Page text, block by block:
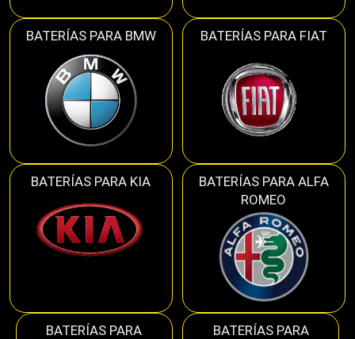
BATERÍAS PARA BMW BATERÍAS PARA FIAT
BATERÍAS PARA KIA
BATERÍAS PARA ALFA
ROMEO
BATERÍAS PARA
BATERÍAS PARA